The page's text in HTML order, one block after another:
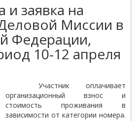
заявка на
Миссии в
Федерации,
10-12 апреля
Участник оплачивает
организационный взнос и
стоимость проживания в
зависимости от категории номера.